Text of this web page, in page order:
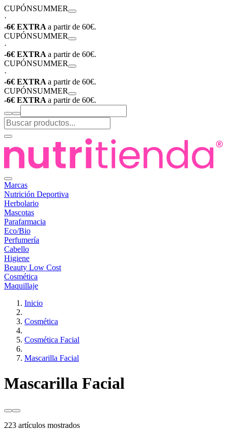
CUPÓNSUMMER
·
-6€ EXTRA a partir de 60€.
CUPÓNSUMMER
·
-6€ EXTRA a partir de 60€.
CUPÓNSUMMER
·
-6€ EXTRA a partir de 60€.
CUPÓNSUMMER
-6€ EXTRA a partir de 60€.
Marcas
Nutrición Deportiva
Herbolario
Mascotas
Parafarmacia
Eco/Bio
Perfumería
Cabello
Higiene
Beauty Low Cost
Cosmética
Maquillaje
Inicio
Cosmética
Cosmética Facial
Mascarilla Facial
Mascarilla Facial
223 artículos mostrados